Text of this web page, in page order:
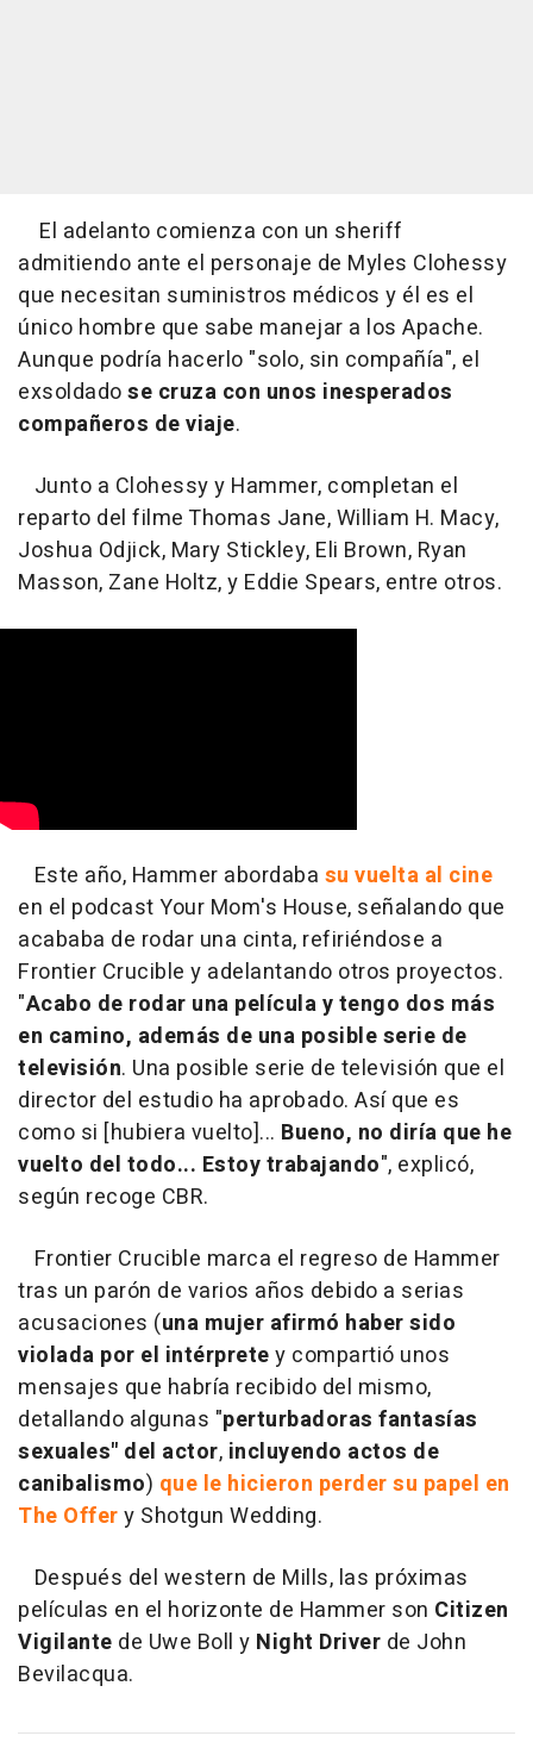
El adelanto comienza con un sheriff
admitiendo ante el personaje de Myles Clohessy
que necesitan suministros médicos y él es el
único hombre que sabe manejar a los Apache.
Aunque podría hacerlo "solo, sin compañía", el
exsoldadose cruza con unos inesperados
compañeros de viaje.
Junto a Clohessy y Hammer, completan el
reparto del filme Thomas Jane, William H. Macy,
Joshua Odjick, Mary Stickley, Eli Brown, Ryan
Masson, Zane Holtz, y Eddie Spears, entre otros.
Este año, Hammer abordaba su vuelta al cine
en el podcast Your Mom's House, señalando que
acababa de rodar una cinta, refiriéndose a
Frontier Crucible y adelantando otros proyectos.
"Acabo de rodar una película y tengo dos más
en camino, además de una posible serie de
televisión. Una posible serie de televisión que el
director del estudio ha aprobado. Así que es
como si [hubiera vuelto]... Bueno, no diría que he
vuelto del todo... Estoy trabajando", explicó,
según recoge CBR.
Frontier Crucible marca el regreso de Hammer
tras un parón de varios años debido a serias
acusaciones (una mujer afirmó haber sido
violada por el intérpretey compartió unos
mensajes que habría recibido del mismo,
detallando algunas "perturbadoras fantasías
sexuales" del actor, incluyendo actos de
canibalismo) que le hicieron perder su papel en
The Offery Shotgun Wedding.
Después del western de Mills, las próximas
películas en el horizonte de Hammer son Citizen
Vigilante de Uwe Boll y Night Driver de John
Bevilacqua.